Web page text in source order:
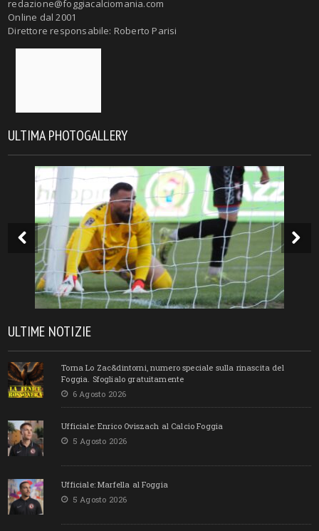
redazione@foggiacalciomania.com
Online dal 2001
Direttore responsabile: Roberto Parisi
ULTIMA PHOTOGALLERY
ULTIME NOTIZIE
Torna Lo Zac&dintorni, numero speciale sulla rinascita del
Foggia. Sfoglialo gratuitamente
6 Agosto 2026
Ufficiale: Enrico Oviszach al Calcio Foggia
5 Agosto 2026
Ufficiale: Marfella al Foggia
5 Agosto 2026